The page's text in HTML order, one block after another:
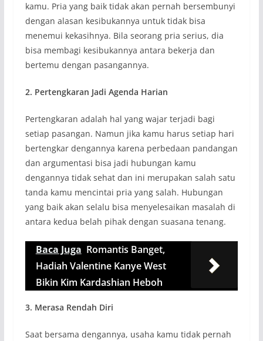
kamu. Pria yang baik tidak akan pernah bersembunyi
dengan alasan kesibukannya untuk tidak bisa
menemui kekasihnya. Bila seorang pria serius, dia
bisa membagi kesibukannya antara bekerja dan
bertemu dengan pasangannya.
2. Pertengkaran Jadi Agenda Harian
Pertengkaran adalah hal yang wajar terjadi bagi
setiap pasangan. Namun jika kamu harus setiap hari
bertengkar dengannya karena perbedaan pandangan
dan argumentasi bisa jadi hubungan kamu
dengannya tidak sehat dan ini merupakan salah satu
tanda kamu mencintai pria yang salah. Hubungan
yang baik akan selalu bisa menyelesaikan masalah di
antara kedua belah pihak dengan suasana tenang.
Baca Juga Romantis Banget,
Hadiah Valentine Kanye West
Bikin Kim Kardashian Heboh
3. Merasa Rendah Diri
Saat bersama dengannya, usaha kamu tidak pernah